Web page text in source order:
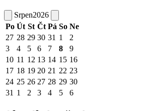
Srpen2026
Po Út St Čt Pá So Ne
27 28 29 30 31 1
2
3
4 5 6 7 8
9
10 11 12 13 14 15 16
17 18 19 20 21 22 23
24 25 26 27 28 29 30
31 1 2 3 4 5 6